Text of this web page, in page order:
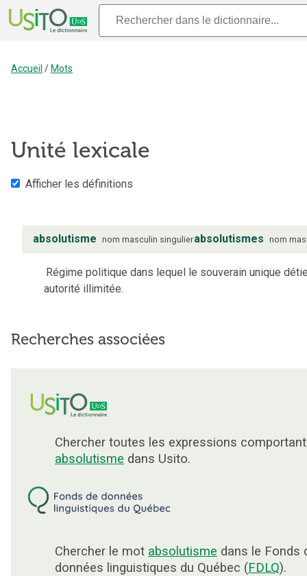
Accueil / Mots
Unité lexicale
Afficher les définitions
absolutisme nom masculin singulierabsolutismes nom
Régime politique dans lequel le souverain unique
autorité illimitée.
Recherches associées
Chercher toutes les expressions
absolutisme dans Usito.
Chercher le mot absolutisme dans le Fonds
données linguistiques du Québec (FDLQ).